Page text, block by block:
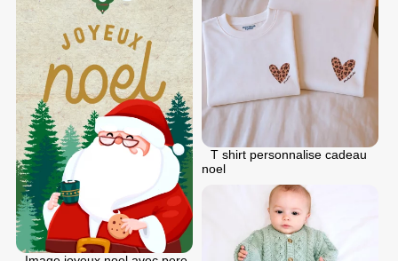
T shirt personnalise cadeau
noel